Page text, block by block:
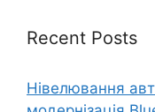
Recent Posts
Нівелювання